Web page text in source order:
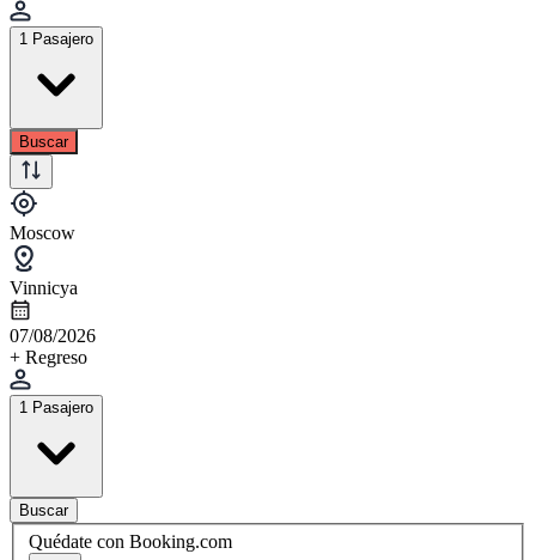
1 Pasajero
Buscar
Moscow
Vinnicya
07/08/2026
+ Regreso
1 Pasajero
Buscar
Quédate con Booking.com